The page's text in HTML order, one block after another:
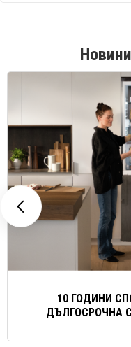
10 ГОДИНИ
ДЪЛГОСРОЧНА